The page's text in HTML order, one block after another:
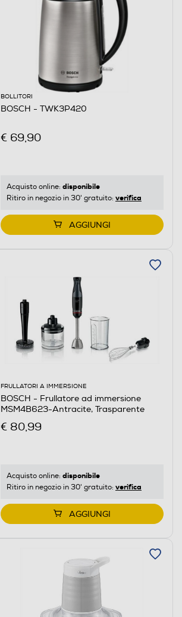
BOLLITORI
BOSCH - TWK3P420
€ 69,90
Acquisto online: disponibile
Ritiro in negozio in 30' gratuito: verifica
AGGIUNGI
FRULLATORI A IMMERSIONE
BOSCH - Frullatore ad immersione
MSM4B623-Antracite, Trasparente
€ 80,99
Acquisto online: disponibile
Ritiro in negozio in 30' gratuito: verifica
AGGIUNGI